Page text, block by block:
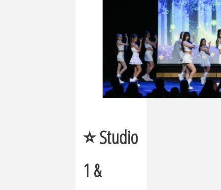
⭐ Studio
1 &